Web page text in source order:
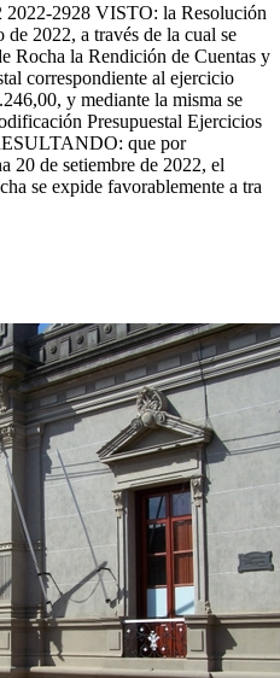
2022-2928 VISTO: la Resolución
2022, a través de la cual se
Rocha la Rendición de Cuentas y
correspondiente al ejercicio
y mediante la misma se
Presupuestal Ejercicios
que por
20 de setiembre de 2022, el
se expide favorablemente a tra